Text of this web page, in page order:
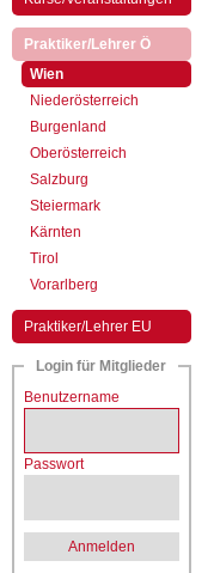
Praktiker/Lehrer Ö(aktiv)
Wien(aktiv)
Niederösterreich
Burgenland
Oberösterreich
Salzburg
Steiermark
Kärnten
Tirol
Vorarlberg
Praktiker/Lehrer EU
Login für Mitglieder
Benutzername
Passwort
Anmelden